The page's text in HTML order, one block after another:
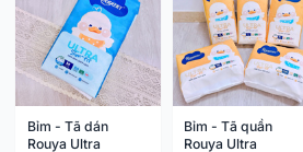
Bỉm - Tã dán
Rouya Ultra
Bỉm - Tã quần
Rouya Ultra